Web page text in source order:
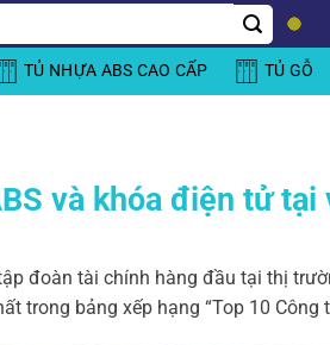
TỦ NHỰA ABS CAO CẤP TỦ GỖ
và khóa điện tử tại
đoàn tài chính hàng đầu tại thị
trong bảng xếp hạng “Top 10 Công